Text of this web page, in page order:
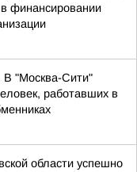
финансировании
В "Москва-Сити"
работавших в
области успешно